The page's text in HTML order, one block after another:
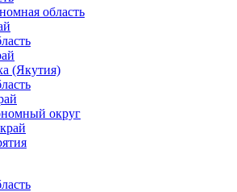
область
(Якутия)
округ